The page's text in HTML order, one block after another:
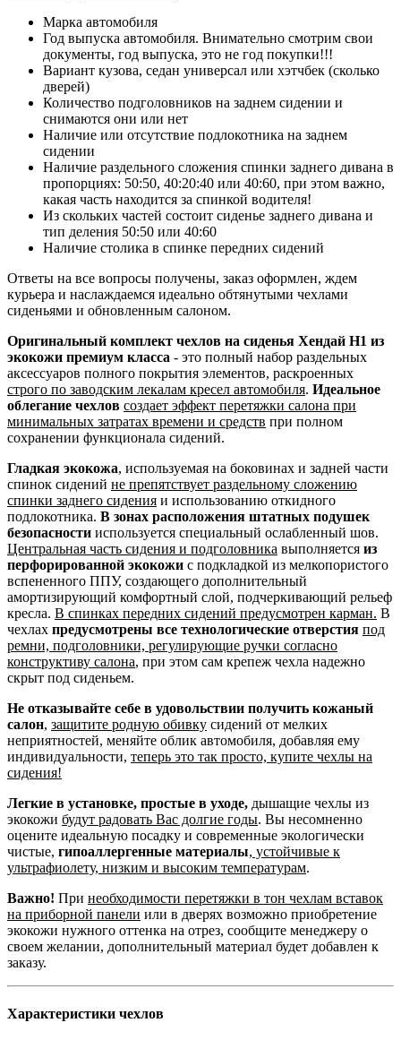
Марка автомобиля
Год выпуска автомобиля. Внимательно смотрим свои
документы, год выпуска, это не год покупки!!!
Вариант кузова, седан универсал или хэтчбек (сколько
дверей)
Количество подголовников на заднем сидении и
снимаются они или нет
Наличие или отсутствие подлокотника на заднем
сидении
Наличие раздельного сложения спинки заднего дивана в
пропорциях: 50:50, 40:20:40 или 40:60, при этом важно,
какая часть находится за спинкой водителя!
Из скольких частей состоит сиденье заднего дивана и
тип деления 50:50 или 40:60
Наличие столика в спинке передних сидений
Ответы на все вопросы получены, заказ оформлен, ждем
курьера и наслаждаемся идеально обтянутыми чехлами
сиденьями и обновленным салоном.
Оригинальный комплект чехлов на сиденья Хендай Н1 из
экокожи премиум класса - это полный набор раздельных
аксессуаров полного покрытия элементов, раскроенных
строго по заводским лекалам кресел автомобиля. Идеальное
облегание чехлов создает эффект перетяжки салона при
минимальных затратах времени и средств при полном
сохранении функционала сидений.
Гладкая экокожа, используемая на боковинах и задней части
спинок сидений не препятствует раздельному сложению
спинки заднего сидения и использованию откидного
подлокотника. В зонах расположения штатных подушек
безопасности используется специальный ослабленный шов.
Центральная часть сидения и подголовника выполняется из
перфорированной экокожи с подкладкой из мелкопористого
вспененного ППУ, создающего дополнительный
амортизирующий комфортный слой, подчеркивающий рельеф
кресла. В спинках передних сидений предусмотрен карман. В
чехлах предусмотрены все технологические отверстия под
ремни, подголовники, регулирующие ручки согласно
конструктиву салона, при этом сам крепеж чехла надежно
скрыт под сиденьем.
Не отказывайте себе в удовольствии получить кожаный
салон, защитите родную обивку сидений от мелких
неприятностей, меняйте облик автомобиля, добавляя ему
индивидуальности, теперь это так просто, купите чехлы на
сидения!
Легкие в установке, простые в уходе, дышащие чехлы из
экокожи будут радовать Вас долгие годы. Вы несомненно
оцените идеальную посадку и современные экологически
чистые, гипоаллергенные материалы, устойчивые к
ультрафиолету, низким и высоким температурам.
Важно! При необходимости перетяжки в тон чехлам вставок
на приборной панели или в дверях возможно приобретение
экокожи нужного оттенка на отрез, сообщите менеджеру о
своем желании, дополнительный материал будет добавлен к
заказу.
Характеристики чехлов